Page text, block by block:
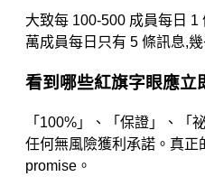
大致每 100-500 成員每日
萬成員每日只有 5 條訊息,
看到哪些紅旗字眼應立
「100%」、「保證」、「
任何無風險獲利承諾。真正
promise。